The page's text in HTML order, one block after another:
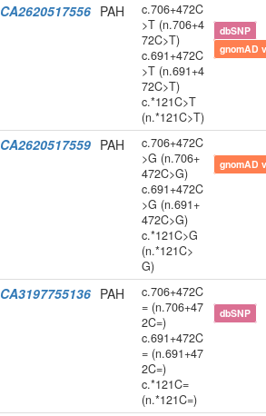
CA2620517556 PAH
c.706+472C
>T (n.706+4
72C>T)
c.691+472C
>T (n.691+4
72C>T)
c.*121C>T
(n.*121C>T)
dbSNP
gnomAD
CA2620517559 PAH
c.706+472C
>G (n.706+
472C>G)
c.691+472C
>G (n.691+
472C>G)
c.*121C>G
(n.*121C>
G)
gnomAD
CA3197755136 PAH
c.706+472C
= (n.706+47
2C=)
c.691+472C
= (n.691+47
2C=)
c.*121C=
(n.*121C=)
dbSNP